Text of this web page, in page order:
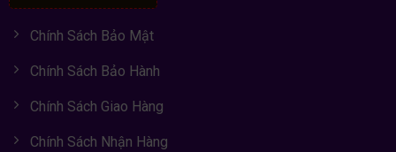
Chính Sách Bảo Mật
Chính Sách Bảo Hành
Chính Sách Giao Hàng
Chính Sách Nhận Hàng